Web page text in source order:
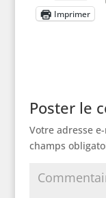
Imprimer
Poster le
Votre adresse
champs